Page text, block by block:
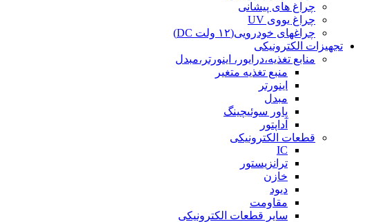
چراغ های پیشانی
چراغ یووی UV
چراغهای خودرویی(۱۲ ولت DC)
تجهیزات الکترونیکی
منابع تغذیه،درایور، اینورتر،مبدل
منبع تغذیه متغیر
اینورتر
مبدل
پاور سوئیچینگ
آداپتور
قطعات الکترونیکی
IC
ترانزیستور
خازن
دیود
مقاومت
سایر قطعات الکترونیکی